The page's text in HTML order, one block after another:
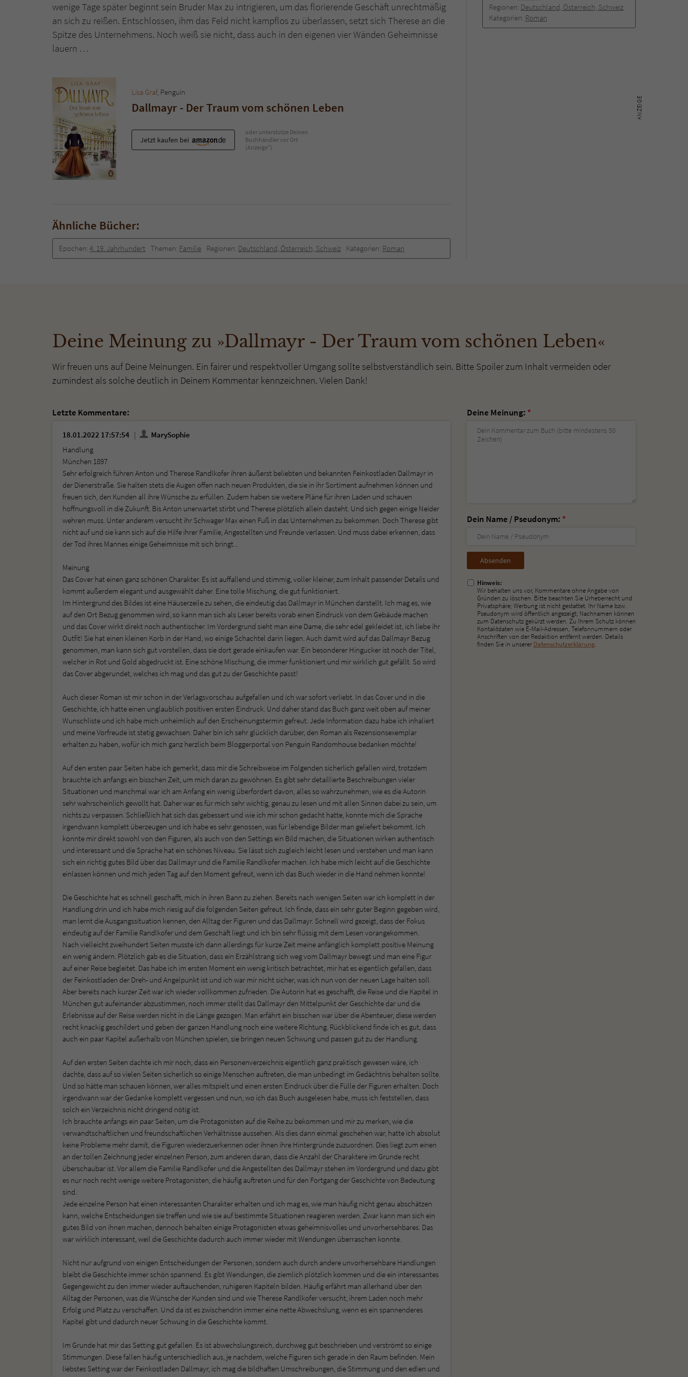
Regionen: Deutschland, Österreich, Schweiz
Kategorien: Roman
wenige Tage später beginnt sein Bruder Max zu intrigieren, um das florierende Geschäft unrechtmäßig
an sich zu reißen. Entschlossen, ihm das Feld nicht kampflos zu überlassen, setzt sich Therese an die
Spitze des Unternehmens. Noch weiß sie nicht, dass auch in den eigenen vier Wänden Geheimnisse
lauern …
Lisa Graf, Penguin
Dallmayr - Der Traum vom schönen Leben
Jetzt kaufen bei
oder unterstütze Deinen
Buchhändler vor Ort
(Anzeige*)
Ähnliche Bücher:
Epochen: 4. 19. Jahrhundert Themen: Familie Regionen: Deutschland, Österreich, Schweiz Kategorien: Roman
Deine Meinung zu »Dallmayr - Der Traum vom schönen Leben«
Wir freuen uns auf Deine Meinungen. Ein fairer und respektvoller Umgang sollte selbstverständlich sein. Bitte Spoiler zum Inhalt vermeiden oder
zumindest als solche deutlich in Deinem Kommentar kennzeichnen. Vielen Dank!
Letzte Kommentare:
18.01.2022 17:57:54
MarySophie
Handlung
München 1897
Sehr erfolgreich führen Anton und Therese Randlkofer ihren äußerst beliebten und bekannten Feinkostladen Dallmayr in
der Dienerstraße. Sie halten stets die Augen offen nach neuen Produkten, die sie in ihr Sortiment aufnehmen können und
freuen sich, den Kunden all ihre Wünsche zu erfüllen. Zudem haben sie weitere Pläne für ihren Laden und schauen
hoffnungsvoll in die Zukunft. Bis Anton unerwartet stirbt und Therese plötzlich allein dasteht. Und sich gegen einige Neider
wehren muss. Unter anderem versucht ihr Schwager Max einen Fuß in das Unternehmen zu bekommen. Doch Therese gibt
nicht auf und sie kann sich auf die Hilfe ihrer Familie, Angestellten und Freunde verlassen. Und muss dabei erkennen, dass
der Tod ihres Mannes einige Geheimnisse mit sich bringt...
Meinung
Das Cover hat einen ganz schönen Charakter. Es ist auffallend und stimmig, voller kleiner, zum Inhalt passender Details und
kommt außerdem elegant und ausgewählt daher. Eine tolle Mischung, die gut funktioniert.
Im Hintergrund des Bildes ist eine Häuserzeile zu sehen, die eindeutig das Dallmayr in München darstellt. Ich mag es, wie
auf den Ort Bezug genommen wird, so kann man sich als Leser bereits vorab einen Eindruck von dem Gebäude machen
und das Cover wirkt direkt noch authentischer. Im Vordergrund sieht man eine Dame, die sehr edel gekleidet ist, ich liebe ihr
Outfit! Sie hat einen kleinen Korb in der Hand, wo einige Schachtel darin liegen. Auch damit wird auf das Dallmayr Bezug
genommen, man kann sich gut vorstellen, dass sie dort gerade einkaufen war. Ein besonderer Hingucker ist noch der Titel,
welcher in Rot und Gold abgedruckt ist. Eine schöne Mischung, die immer funktioniert und mir wirklich gut gefällt. So wird
das Cover abgerundet, welches ich mag und das gut zu der Geschichte passt!
Auch dieser Roman ist mir schon in der Verlagsvorschau aufgefallen und ich war sofort verliebt. In das Cover und in die
Geschichte, ich hatte einen unglaublich positiven ersten Eindruck. Und daher stand das Buch ganz weit oben auf meiner
Wunschliste und ich habe mich unheimlich auf den Erscheinungstermin gefreut. Jede Information dazu habe ich inhaliert
und meine Vorfreude ist stetig gewachsen. Daher bin ich sehr glücklich darüber, den Roman als Rezensionsexemplar
erhalten zu haben, wofür ich mich ganz herzlich beim Bloggerportal von Penguin Randomhouse bedanken möchte!
Auf den ersten paar Seiten habe ich gemerkt, dass mir die Schreibweise im Folgenden sicherlich gefallen wird, trotzdem
brauchte ich anfangs ein bisschen Zeit, um mich daran zu gewöhnen. Es gibt sehr detaillierte Beschreibungen vieler
Situationen und manchmal war ich am Anfang ein wenig überfordert davon, alles so wahrzunehmen, wie es die Autorin
sehr wahrscheinlich gewollt hat. Daher war es für mich sehr wichtig, genau zu lesen und mit allen Sinnen dabei zu sein, um
nichts zu verpassen. Schließlich hat sich das gebessert und wie ich mir schon gedacht hatte, konnte mich die Sprache
irgendwann komplett überzeugen und ich habe es sehr genossen, was für lebendige Bilder man geliefert bekommt. Ich
konnte mir direkt sowohl von den Figuren, als auch von den Settings ein Bild machen, die Situationen wirken authentisch
und interessant und die Sprache hat ein schönes Niveau. Sie lässt sich zugleich leicht lesen und verstehen und man kann
sich ein richtig gutes Bild über das Dallmayr und die Familie Randlkofer machen. Ich habe mich leicht auf die Geschichte
einlassen können und mich jeden Tag auf den Moment gefreut, wenn ich das Buch wieder in die Hand nehmen konnte!
Die Geschichte hat es schnell geschafft, mich in ihren Bann zu ziehen. Bereits nach wenigen Seiten war ich komplett in der
Handlung drin und ich habe mich riesig auf die folgenden Seiten gefreut. Ich finde, dass ein sehr guter Beginn gegeben wird,
man lernt die Ausgangssituation kennen, den Alltag der Figuren und das Dallmayr. Schnell wird gezeigt, dass der Fokus
eindeutig auf der Familie Randlkofer und dem Geschäft liegt und ich bin sehr flüssig mit dem Lesen vorangekommen.
Nach vielleicht zweihundert Seiten musste ich dann allerdings für kurze Zeit meine anfänglich komplett positive Meinung
ein wenig ändern. Plötzlich gab es die Situation, dass ein Erzählstrang sich weg vom Dallmayr bewegt und man eine Figur
auf einer Reise begleitet. Das habe ich im ersten Moment ein wenig kritisch betrachtet, mir hat es eigentlich gefallen, dass
der Feinkostladen der Dreh- und Angelpunkt ist und ich war mir nicht sicher, was ich nun von der neuen Lage halten soll.
Aber bereits nach kurzer Zeit war ich wieder vollkommen zufrieden. Die Autorin hat es geschafft, die Reise und die Kapitel in
München gut aufeinander abzustimmen, noch immer stellt das Dallmayr den Mittelpunkt der Geschichte dar und die
Erlebnisse auf der Reise werden nicht in die Länge gezogen. Man erfährt ein bisschen war über die Abenteuer, diese werden
recht knackig geschildert und geben der ganzen Handlung noch eine weitere Richtung. Rückblickend finde ich es gut, dass
auch ein paar Kapitel außerhalb von München spielen, sie bringen neuen Schwung und passen gut zu der Handlung.
Auf den ersten Seiten dachte ich mir noch, dass ein Personenverzeichnis eigentlich ganz praktisch gewesen wäre, ich
dachte, dass auf so vielen Seiten sicherlich so einige Menschen auftreten, die man unbedingt im Gedächtnis behalten sollte.
Und so hätte man schauen können, wer alles mitspielt und einen ersten Eindruck über die Fülle der Figuren erhalten. Doch
irgendwann war der Gedanke komplett vergessen und nun, wo ich das Buch ausgelesen habe, muss ich feststellen, dass
solch ein Verzeichnis nicht dringend nötig ist.
Ich brauchte anfangs ein paar Seiten, um die Protagonisten auf die Reihe zu bekommen und mir zu merken, wie die
verwandtschaftlichen und freundschaftlichen Verhältnisse aussehen. Als dies dann einmal geschehen war, hatte ich absolut
keine Probleme mehr damit, die Figuren wiederzuerkennen oder ihnen ihre Hintergründe zuzuordnen. Dies liegt zum einen
an der tollen Zeichnung jeder einzelnen Person, zum anderen daran, dass die Anzahl der Charaktere im Grunde recht
überschaubar ist. Vor allem die Familie Randlkofer und die Angestellten des Dallmayr stehen im Vordergrund und dazu gibt
es nur noch recht wenige weitere Protagonisten, die häufig auftreten und für den Fortgang der Geschichte von Bedeutung
sind.
Jede einzelne Person hat einen interessanten Charakter erhalten und ich mag es, wie man häufig nicht genau abschätzen
kann, welche Entscheidungen sie treffen und wie sie auf bestimmte Situationen reagieren werden. Zwar kann man sich ein
gutes Bild von ihnen machen, dennoch behalten einige Protagonisten etwas geheimnisvolles und unvorhersehbares. Das
war wirklich interessant, weil die Geschichte dadurch auch immer wieder mit Wendungen überraschen konnte.
Nicht nur aufgrund von einigen Entscheidungen der Personen, sondern auch durch andere unvorhersehbare Handlungen
bleibt die Geschichte immer schön spannend. Es gibt Wendungen, die ziemlich plötzlich kommen und die ein interessantes
Gegengewicht zu den immer wieder auftauchenden, ruhigeren Kapiteln bilden. Häufig erfährt man allerhand über den
Alltag der Personen, was die Wünsche der Kunden sind und wie Therese Randlkofer versucht, ihrem Laden noch mehr
Erfolg und Platz zu verschaffen. Und da ist es zwischendrin immer eine nette Abwechslung, wenn es ein spannenderes
Kapitel gibt und dadurch neuer Schwung in die Geschichte kommt.
Im Grunde hat mir das Setting gut gefallen. Es ist abwechslungsreich, durchweg gut beschrieben und verströmt so einige
Stimmungen. Diese fallen häufig unterschiedlich aus, je nachdem, welche Figuren sich gerade in den Raum befinden. Mein
liebstes Setting war der Feinkostladen Dallmayr, ich mag die bildhaften Umschreibungen, die Stimmung und den edlen und
Deine Meinung: *
Dein Name / Pseudonym: *
Nicht
ausfüllen!
Hinweis:
Wir behalten uns vor, Kommentare ohne Angabe von
Gründen zu löschen. Bitte beachten Sie Urheberrecht und
Privatsphäre; Werbung ist nicht gestattet. Ihr Name bzw.
Pseudonym wird öffentlich angezeigt; Nachnamen können
zum Datenschutz gekürzt werden. Zu Ihrem Schutz können
Kontaktdaten wie E-Mail-Adressen, Telefonnummern oder
Anschriften von der Redaktion entfernt werden. Details
finden Sie in unserer Datenschutzerklärung.
Name tx_pwcomments_ahash
Name fe_typo_user
Anbieter